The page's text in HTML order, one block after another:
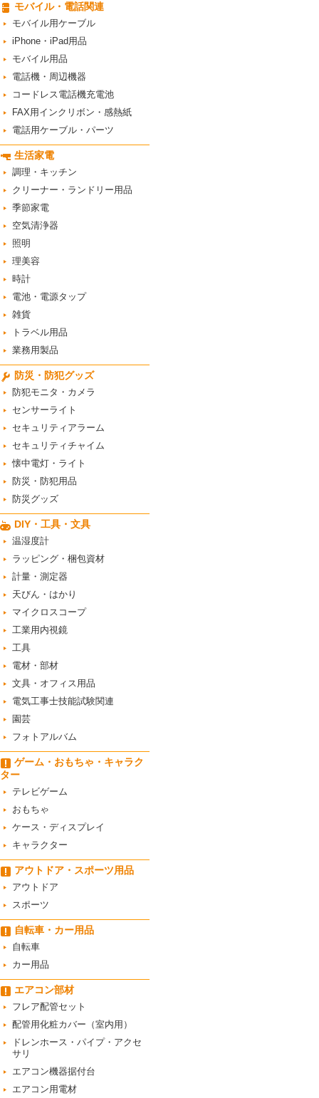
モバイル・電話関連
モバイル用ケーブル
iPhone・iPad用品
モバイル用品
電話機・周辺機器
コードレス電話機充電池
FAX用インクリボン・感熱紙
電話用ケーブル・パーツ
生活家電
調理・キッチン
クリーナー・ランドリー用品
季節家電
空気清浄器
照明
理美容
時計
電池・電源タップ
雑貨
トラベル用品
業務用製品
防災・防犯グッズ
防犯モニタ・カメラ
センサーライト
セキュリティアラーム
セキュリティチャイム
懐中電灯・ライト
防災・防犯用品
防災グッズ
DIY・工具・文具
温湿度計
ラッピング・梱包資材
計量・測定器
天びん・はかり
マイクロスコープ
工業用内視鏡
工具
電材・部材
文具・オフィス用品
電気工事士技能試験関連
園芸
フォトアルバム
ゲーム・おもちゃ・キャラク
ター
テレビゲーム
おもちゃ
ケース・ディスプレイ
キャラクター
アウトドア・スポーツ用品
アウトドア
スポーツ
自転車・カー用品
自転車
カー用品
エアコン部材
フレア配管セット
配管用化粧カバー（室内用）
ドレンホース・パイプ・アクセ
サリ
エアコン機器据付台
エアコン用電材